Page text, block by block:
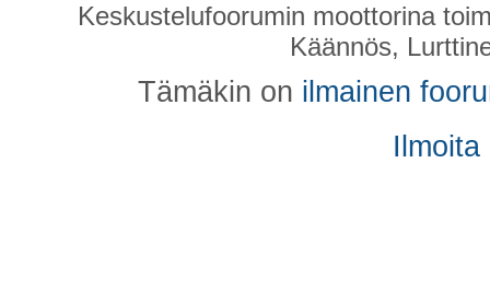
Keskustelufoorumin moottorina
Käännös,
Tämäkin on ilmainen